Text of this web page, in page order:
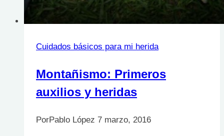
Cuidados básicos para mi herida
Montañismo: Primeros
auxilios y heridas
PorPablo López 7 marzo, 2016